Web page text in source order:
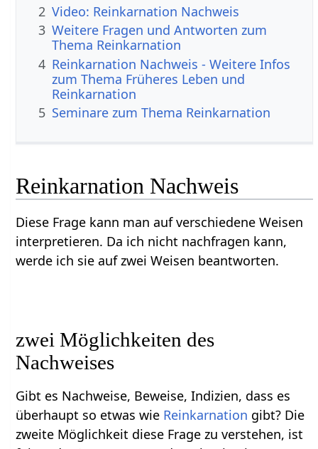
2 Video: Reinkarnation Nachweis
3 Weitere Fragen und Antworten zum
Thema Reinkarnation
4 Reinkarnation Nachweis - Weitere Infos
zum Thema Früheres Leben und
Reinkarnation
5 Seminare zum Thema Reinkarnation
Reinkarnation Nachweis
Diese Frage kann man auf verschiedene Weisen
interpretieren. Da ich nicht nachfragen kann,
werde ich sie auf zwei Weisen beantworten.
zwei Möglichkeiten des
Nachweises
Gibt es Nachweise, Beweise, Indizien, dass es
überhaupt so etwas wie Reinkarnation gibt? Die
zweite Möglichkeit diese Frage zu verstehen, ist